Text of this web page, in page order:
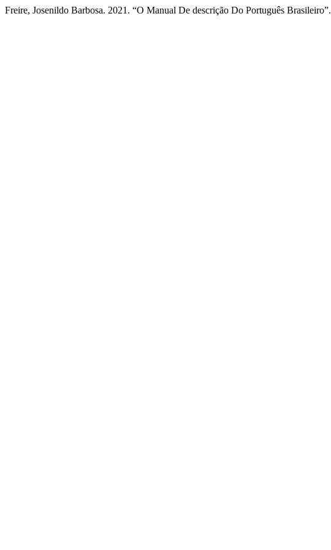
Freire, Josenildo Barbosa. 2021. “O Manual De descrição Do Português Brasileiro”.